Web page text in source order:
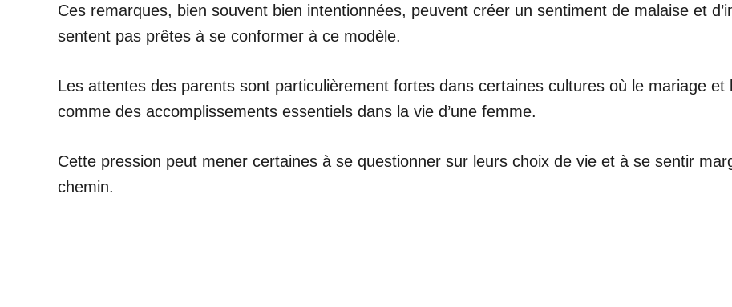
Ces remarques, bien souvent bien intentionnées, peuvent créer un sentiment de malaise et
sentent pas prêtes à se conformer à ce modèle.
Les attentes des parents sont particulièrement fortes dans certaines cultures où le mariage et
comme des accomplissements essentiels dans la vie d’une femme.
Cette pression peut mener certaines à se questionner sur leurs choix de vie et à se sentir
chemin.